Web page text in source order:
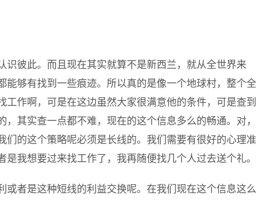
彼此。而且现在其实就算不是新西兰，就从全世界来
够有找到一些痕迹。所以真的是像一个地球村，整个全
作啊，可是在这边虽然大家很满意他的条件，可是查到
其实查一点都不难，现在的这个信息多么的畅通。对，
的这个策略呢必须是长线的。我们需要有很好的心理准
我想要过来找工作了，我再随便找几个人过去送个礼。
者是这种短线的利益交换呢。在我们现在这个信息这么